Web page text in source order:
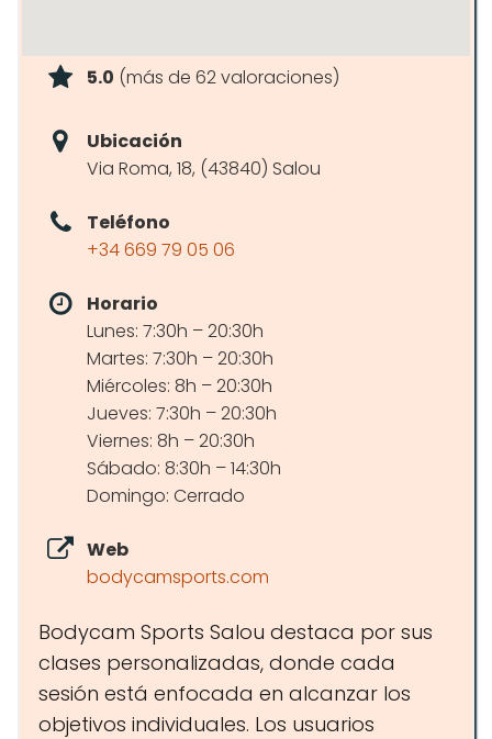
5.0 (más de 62 valoraciones)
Ubicación
Via Roma, 18, (43840) Salou
Teléfono
+34 669 79 05 06
Horario
Lunes: 7:30h – 20:30h
Martes: 7:30h – 20:30h
Miércoles: 8h – 20:30h
Jueves: 7:30h – 20:30h
Viernes: 8h – 20:30h
Sábado: 8:30h – 14:30h
Domingo: Cerrado
Web
bodycamsports.com
Bodycam Sports Salou destaca por sus
clases personalizadas, donde cada
sesión está enfocada en alcanzar los
objetivos individuales. Los usuarios